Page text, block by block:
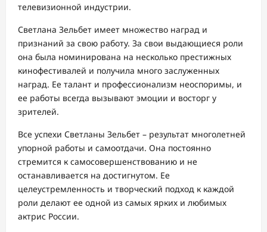
телевизионной индустрии.
Светлана Зельбет имеет множество наград и
признаний за свою работу. За свои выдающиеся роли
она была номинирована на несколько престижных
кинофестивалей и получила много заслуженных
наград. Ее талант и профессионализм неоспоримы, и
ее работы всегда вызывают эмоции и восторг у
зрителей.
Все успехи Светланы Зельбет – результат многолетней
упорной работы и самоотдачи. Она постоянно
стремится к самосовершенствованию и не
останавливается на достигнутом. Ее
целеустремленность и творческий подход к каждой
роли делают ее одной из самых ярких и любимых
актрис России.